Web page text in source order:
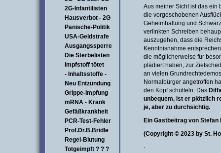
2G-Infantilisten
Hausverbot - 2G
Panische-Politik
USA-Geldstrafe
Ausgangssperre
Die Sterbelisten
Impfstoff tötet
- Inhaltsstoffe -
Neu Entzündung
Grippe-Impfung
mRNA - Krank
Gefäßkrankheit
PCR-Test-Fehler
Prof.Dr.B.Bridle
Regel-Blutung
Totgeimpft ? ? ?
Aus meiner Sicht ist das ein
die vorgeschobenen
Geheimhaltung und
verlinkten Schreiben
auszugehen, dass die
Kenntnisnahme
die möglicherweise für
plädiert haben, zur
an vielen
Normalbürger angetroffen
den Kopf schütteln. Das
unbequem, ist er plötzlich
je, aber zu durchsichtig.
Ein Gastbeitrag von Stefan
(Copyright © 2023 by St.
·